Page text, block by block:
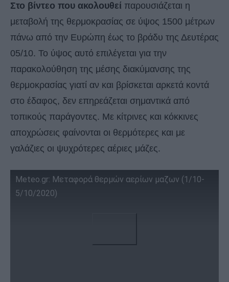
Στο βίντεο που ακολουθεί παρουσιάζεται η
μεταβολή της θερμοκρασίας σε ύψος 1500 μέτρων
πάνω από την Ευρώπη έως το βράδυ της Δευτέρας
05/10. Το ύψος αυτό επιλέγεται για την
παρακολούθηση της μέσης διακύμανσης της
θερμοκρασίας γιατί αν και βρίσκεται αρκετά κοντά
στο έδαφος, δεν επηρεάζεται σημαντικά από
τοπικούς παράγοντες. Με κίτρινες και κόκκινες
αποχρώσεις φαίνονται οι θερμότερες και με
γαλάζιες οι ψυχρότερες αέριες μάζες.
Meteo.gr: Μεταφορά θερμών αερίων μαζων (1/10-
5/10/2020)